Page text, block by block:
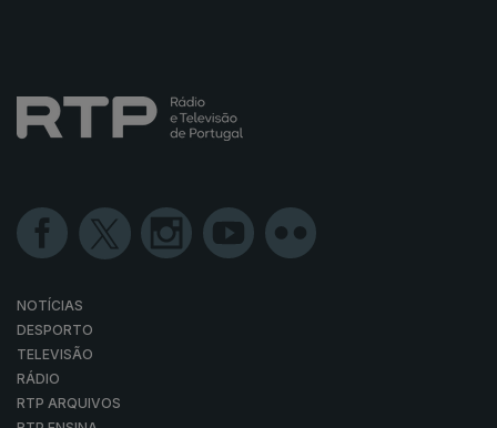
NOTÍCIAS
DESPORTO
TELEVISÃO
RÁDIO
RTP ARQUIVOS